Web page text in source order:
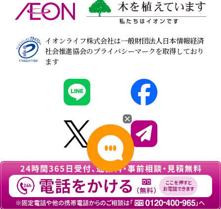
イオンライフ株式会社は一般財団法人日本情報経済
社会推進協会のプライバシーマークを取得しており
ます
© 2026葬儀・家族葬なら『イオンのお葬式』All
rights Reserved